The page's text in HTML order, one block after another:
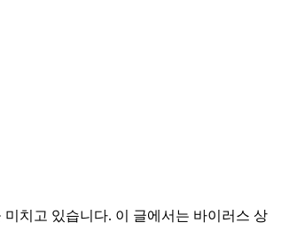
치고 있습니다. 이 글에서는 바이러스 상